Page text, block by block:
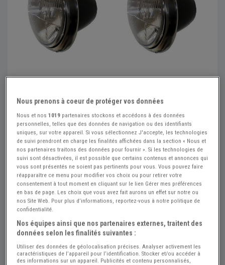
Réf : A450075 Actualisée le : 23/07/2026
Jeu de 2 phares complets encastrables
pour SALMSON
360 €
Plein Phares Plein Feux PRO
Nous prenons à coeur de protéger vos données
Nous et nos1019 partenaires stockons et accédons à des données
personnelles, telles que des données de navigation ou des identifiants
uniques, sur votre appareil. Si vous sélectionnez J'accepte, les technologies
de suivi prendront en charge les finalités affichées dans la section « Nous et
nos partenaires traitons des données pour fournir ». Si les technologies de
suivi sont désactivées, il est possible que certains contenus et annonces qui
vous sont présentés ne soient pas pertinents pour vous. Vous pouvez faire
réapparaître ce menu pour modifier vos choix ou pour retirer votre
consentement à tout moment en cliquant sur le lien Gérer mes préférences
en bas de page. Les choix que vous avez fait aurons un effet sur notre ou
nos Site Web. Pour plus d’informations, reportez-vous à notre politique de
confidentialité.
Nos équipes ainsi que nos partenaires externes, traitent des
données selon les finalités suivantes :
Utiliser des données de géolocalisation précises. Analyser activement les
caractéristiques de l’appareil pour l’identification. Stocker et/ou accéder à
des informations sur un appareil. Publicités et contenu personnalisés,